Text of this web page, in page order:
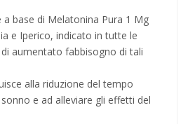
base di Melatonina Pura 1 Mg
e Iperico, indicato in tutte le
aumentato fabbisogno di tali
alla riduzione del tempo
e ad alleviare gli effetti del